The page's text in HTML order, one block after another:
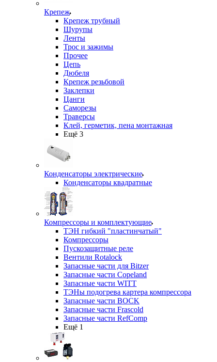
Крепеж
Крепеж трубный
Шурупы
Ленты
Трос и зажимы
Прочее
Цепь
Дюбеля
Крепеж резьбовой
Заклепки
Цанги
Саморезы
Траверсы
Клей, герметик, пена монтажная
Ещё 3
Конденсаторы электрические
Конденсаторы квадратные
Компрессоры и комплектующие
ТЭН гибкий "пластинчатый"
Компрессоры
Пускозащитные реле
Вентили Rotalock
Запасные части для Bitzer
Запасные части Copeland
Запасные части WITT
ТЭНы подогрева картера компрессора
Запасные части BOCK
Запасные части Frascold
Запасные части RefComp
Ещё 1